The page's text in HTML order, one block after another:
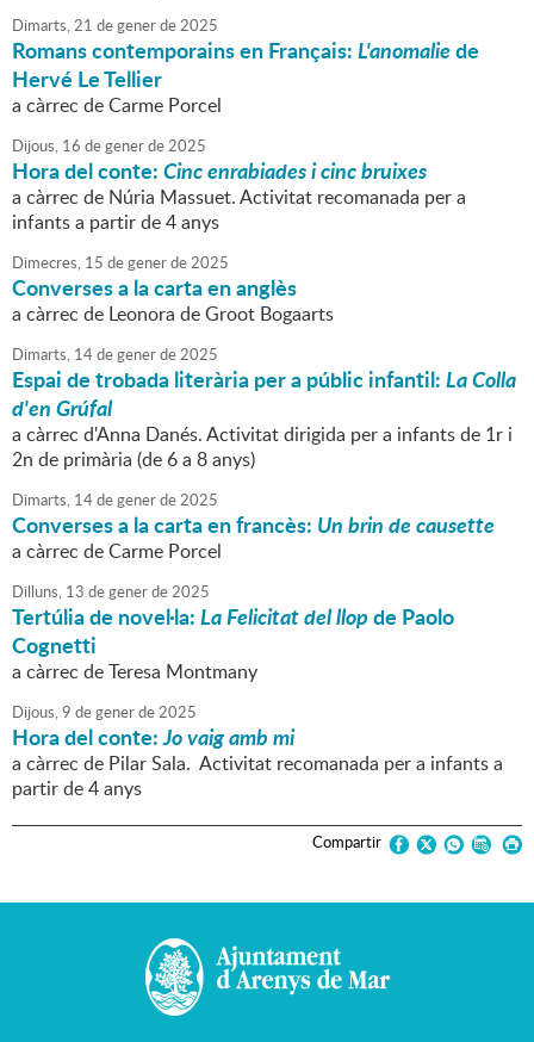
Dimarts,21 degenerde2025
Romans contemporains en Français:L'anomaliede
Hervé Le Tellier
a càrrec de Carme Porcel
Dijous, 16 degenerde2025
Hora del conte:Cinc enrabiades i cinc bruixes
a càrrec de Núria Massuet. Activitat recomanada per a
infants a partir de 4 anys
Dimecres, 15 degenerde2025
Converses a la carta en anglès
a càrrec de Leonora de Groot Bogaarts
Dimarts, 14degenerde2025
Espai de trobada literària per a públic infantil:La Colla
d'en Grúfal
a càrrec d'Anna Danés. Activitat dirigida per a infants de 1r i
2n de primària (de 6 a 8 anys)
Dimarts, 14degenerde2025
Converses a la carta en francès: Un brin de causette
a càrrec de Carme Porcel
Dilluns, 13 degenerde2025
Tertúlia de novel·la:La Felicitat del llopde Paolo
Cognetti
a càrrec de Teresa Montmany
Dijous,9 degenerde2025
Hora del conte:Jo vaig amb mi
a càrrec de Pilar Sala. Activitat recomanada per a infants a
partir de 4 anys
Compartir